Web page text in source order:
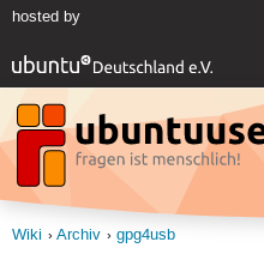
hosted by
Wiki Archiv gpg4usb